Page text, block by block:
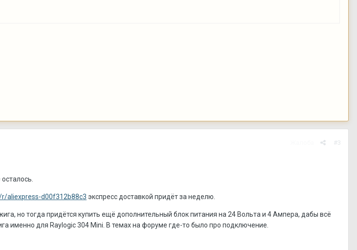
#3
aliexpress-d00f312b88c3 экспресс доставкой придёт за неделю.
но тогда придётся купить ещё дополнительный блок питания на 24 Вольта и 4 Ампера, дабы всё
именно для Raylogic 304 Mini. В темах на форуме где-то было про подключение.